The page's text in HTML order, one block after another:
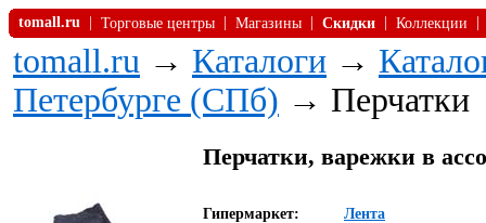
tomall.ru Торговые центры Магазины Скидки Коллекции
tomall.ru → Каталоги →
Петербурге (СПб) → Перчатки
Перчатки, варежки в
Гипермаркет: Лента